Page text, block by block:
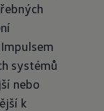
systémů
nebo
k